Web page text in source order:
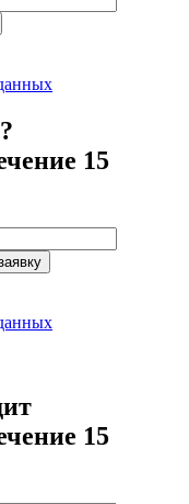
15
15